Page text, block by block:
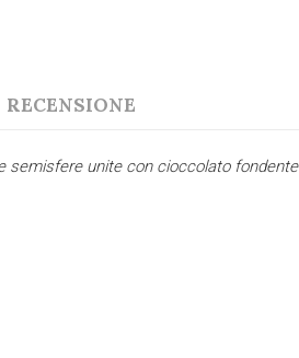
RECENSIONE
semisfere unite con cioccolato fondente